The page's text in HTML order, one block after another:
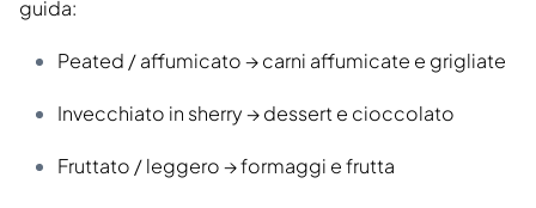
guida:
Peated / affumicato → carni affumicate e grigliate
Invecchiato in sherry → dessert e cioccolato
Fruttato / leggero → formaggi e frutta